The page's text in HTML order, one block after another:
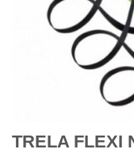
TRELA FLEXI